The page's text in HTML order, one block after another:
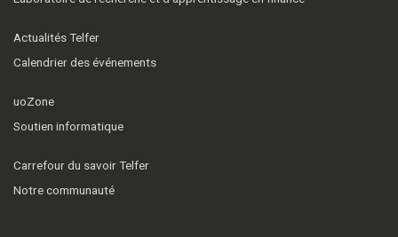
Actualités Telfer
Calendrier des événements
uoZone
Soutien informatique
Carrefour du savoir Telfer
Notre communauté